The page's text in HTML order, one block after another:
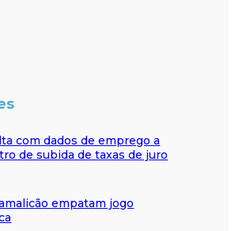
com dados de emprego a
de subida de taxas de juro
empatam jogo